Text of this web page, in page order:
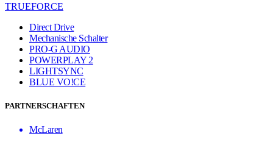
TRUEFORCE
Direct Drive
Mechanische Schalter
PRO-G AUDIO
POWERPLAY 2
LIGHTSYNC
BLUE VO!CE
PARTNERSCHAFTEN
McLaren